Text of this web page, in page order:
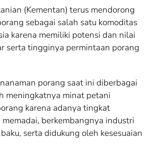
(Kementan) terus mendorong
sebagai salah satu komoditas
karena memiliki potensi dan nilai
serta tingginya permintaan porang
porang saat ini diberbagai
meningkatnya minat petani
karena adanya tingkat
berkembangnya industri
serta didukung oleh kesesuaian